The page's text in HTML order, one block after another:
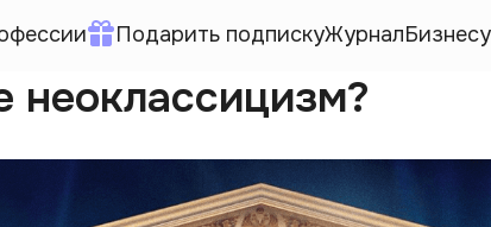
Подарить подпискуЖурналБизнесу
неоклассицизм?